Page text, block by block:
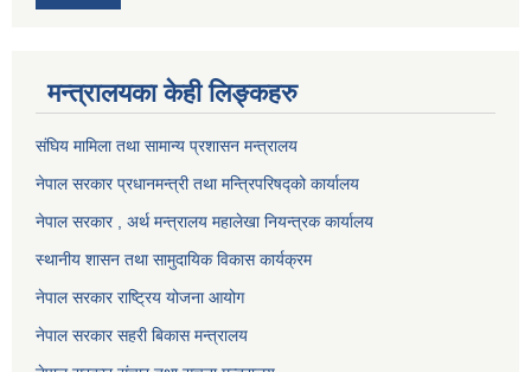
मन्त्रालयका केही लिङ्कहरु
संघिय मामिला तथा सामान्य प्रशासन मन्त्रालय
नेपाल सरकार प्रधानमन्त्री तथा मन्त्रिपरिषद्को कार्यालय
नेपाल सरकार , अर्थ मन्त्रालय महालेखा नियन्त्रक कार्यालय
स्थानीय शासन तथा सामुदायिक विकास कार्यक्रम
नेपाल सरकार राष्ट्रिय योजना आयोग
नेपाल सरकार सहरी बिकास मन्त्रालय